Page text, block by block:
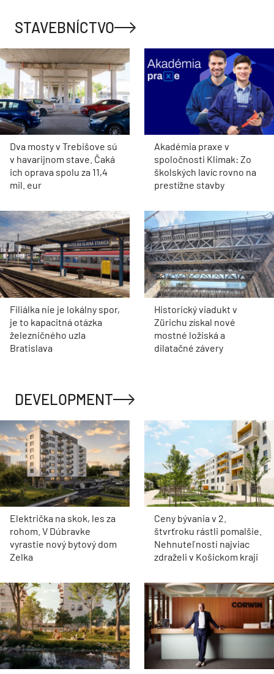
STAVEBNÍCTVO
Dva mosty v Trebišove sú
v havarijnom stave. Čaká
ich oprava spolu za 11,4
mil. eur
Akadémia praxe v
spoločnosti Klimak: Zo
školských lavíc rovno na
prestížne stavby
Filiálka nie je lokálny spor,
je to kapacitná otázka
železničného uzla
Bratislava
Historický viadukt v
Zürichu získal nové
mostné ložiská a
dilatačné závery
DEVELOPMENT
Električka na skok, les za
rohom. V Dúbravke
vyrastie nový bytový dom
Zelka
Ceny bývania v 2.
štvrťroku rástli pomalšie.
Nehnuteľnosti najviac
zdraželi v Košickom kraji